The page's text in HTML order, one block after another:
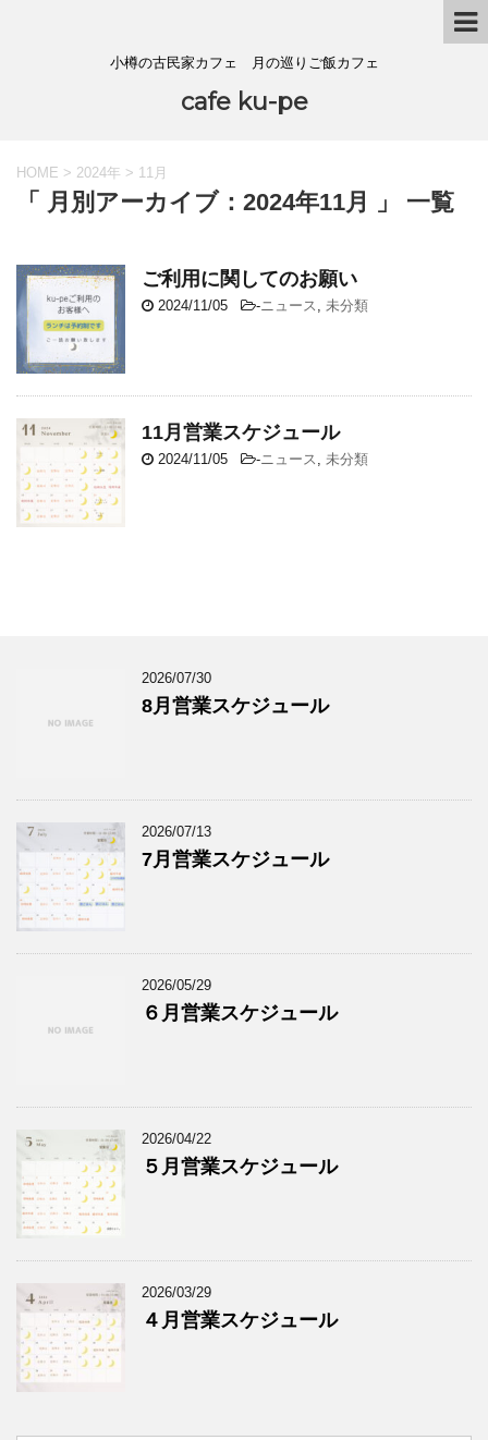
小樽の古民家カフェ 月の巡りご飯カフェ
cafe ku-pe
HOME > 2024年 > 11月
「 月別アーカイブ：2024年11月 」 一覧
ご利用に関してのお願い
2024/11/05 -ニュース , 未分類
11月営業スケジュール
2024/11/05 -ニュース , 未分類
2026/07/30
8月営業スケジュール
2026/07/13
7月営業スケジュール
2026/05/29
６月営業スケジュール
2026/04/22
５月営業スケジュール
2026/03/29
４月営業スケジュール